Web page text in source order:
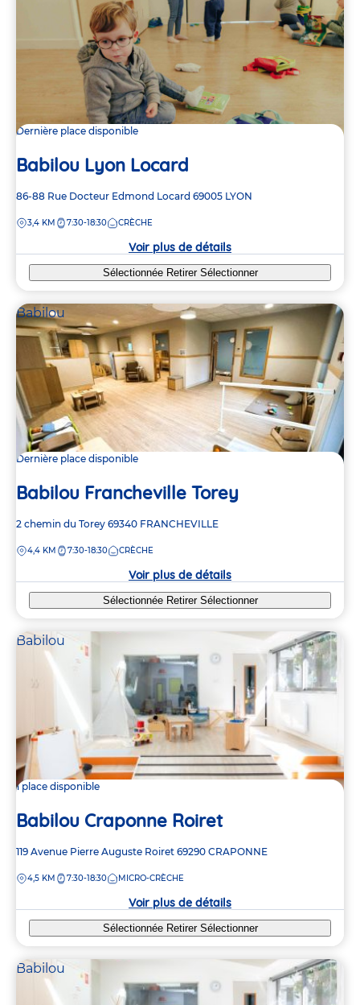
Dernière place disponible
Babilou Lyon Locard
Adresse
la
86-88 Rue Docteur Edmond Locard 69005 LYON
DISTANCE
3,4 KM 7:30-18:30 CRÈCHE
Voir plus de détails
Sélectionnée Retirer Sélectionner
Babilou
Dernière place disponible
Babilou Francheville Torey
Adresse
la
2 chemin du Torey 69340 FRANCHEVILLE
DISTANCE
4,4 KM 7:30-18:30 CRÈCHE
Voir plus de détails
Sélectionnée Retirer Sélectionner
Babilou
1 place disponible
Babilou Craponne Roiret
Adresse
la
119 Avenue Pierre Auguste Roiret 69290 CRAPONNE
DISTANCE
4,5 KM 7:30-18:30 MICRO-CRÈCHE
Voir plus de détails
Sélectionnée Retirer Sélectionner
Babilou